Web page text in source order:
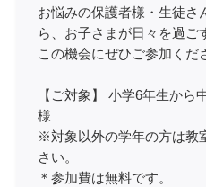
お悩みの保護者様・生徒さ
ら、お子さまが日々を過ご
この機会にぜひご参加くだ
【ご対象】 小学6年生から
様
※対象以外の学年の方は教
さい。
＊参加費は無料です。